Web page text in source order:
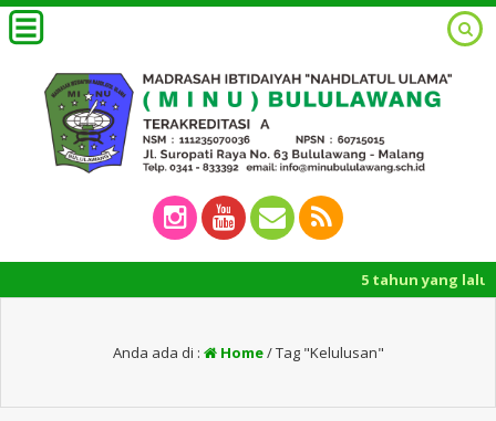
5 tahun yang lalu/
Anda ada di : Home/Tag "Kelulusan"